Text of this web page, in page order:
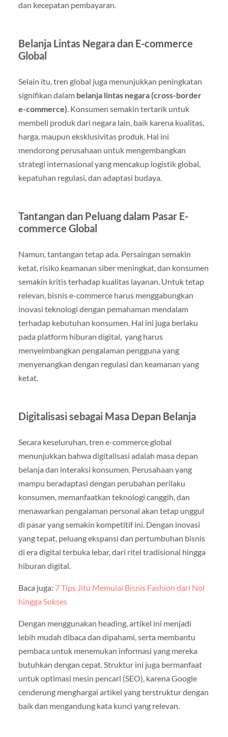
dan kecepatan pembayaran.
Belanja Lintas Negara dan E-commerce
Global
Selain itu, tren global juga menunjukkan peningkatan
signifikan dalam belanja lintas negara (cross-border
e-commerce). Konsumen semakin tertarik untuk
membeli produk dari negara lain, baik karena kualitas,
harga, maupun eksklusivitas produk. Hal ini
mendorong perusahaan untuk mengembangkan
strategi internasional yang mencakup logistik global,
kepatuhan regulasi, dan adaptasi budaya.
Tantangan dan Peluang dalam Pasar E-
commerce Global
Namun, tantangan tetap ada. Persaingan semakin
ketat, risiko keamanan siber meningkat, dan konsumen
semakin kritis terhadap kualitas layanan. Untuk tetap
relevan, bisnis e-commerce harus menggabungkan
inovasi teknologi dengan pemahaman mendalam
terhadap kebutuhan konsumen. Hal ini juga berlaku
pada platform hiburan digital, yang harus
menyeimbangkan pengalaman pengguna yang
menyenangkan dengan regulasi dan keamanan yang
ketat.
Digitalisasi sebagai Masa Depan Belanja
Secara keseluruhan, tren e-commerce global
menunjukkan bahwa digitalisasi adalah masa depan
belanja dan interaksi konsumen. Perusahaan yang
mampu beradaptasi dengan perubahan perilaku
konsumen, memanfaatkan teknologi canggih, dan
menawarkan pengalaman personal akan tetap unggul
di pasar yang semakin kompetitif ini. Dengan inovasi
yang tepat, peluang ekspansi dan pertumbuhan bisnis
di era digital terbuka lebar, dari ritel tradisional hingga
hiburan digital.
Baca juga: 7 Tips Jitu Memulai Bisnis Fashion dari Nol
hingga Sukses
Dengan menggunakan heading, artikel ini menjadi
lebih mudah dibaca dan dipahami, serta membantu
pembaca untuk menemukan informasi yang mereka
butuhkan dengan cepat. Struktur ini juga bermanfaat
untuk optimasi mesin pencari (SEO), karena Google
cenderung menghargai artikel yang terstruktur dengan
baik dan mengandung kata kunci yang relevan.